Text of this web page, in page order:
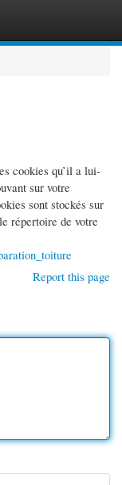
cookies qu’il a lui-
sur votre
sont stockés sur
répertoire de votre
Report this page